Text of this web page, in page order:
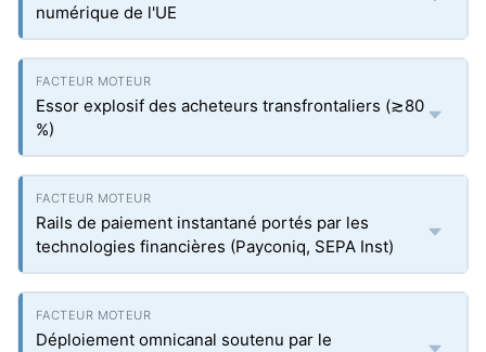
numérique de l'UE
Essor explosif des acheteurs transfrontaliers (≳80
%)
Rails de paiement instantané portés par les
technologies financières (Payconiq, SEPA Inst)
Déploiement omnicanal soutenu par le